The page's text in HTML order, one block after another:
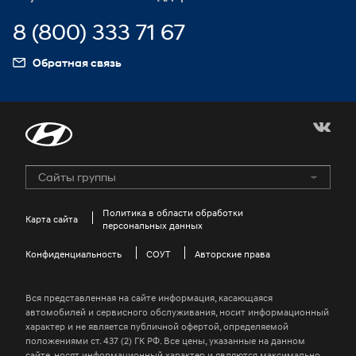
Оригинальные запасные части
Запчасти Product Line 2
Моторное масло
Стать дилером
ELEXIO
8 (800) 333 71 67
Обратная связь
Карта сайта
Политика в области обработки
персональных данных
Конфиденциальность СОУТ Авторские права
Вся представленная на сайте информация, касающаяся
автомобилей и сервисного обслуживания, носит информационный
характер и не является публичной офертой, определяемой
положениями ст. 437 (2) ГК РФ. Все цены, указанные на данном
Сайты группы
Hyundai Motor Group
HYUNDAI COLLECTION
Kids Hyundai
Global Business Investigation Center
Jeonbuk Hyundai Motors Football Club